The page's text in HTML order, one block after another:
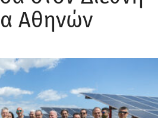
Αθηνών